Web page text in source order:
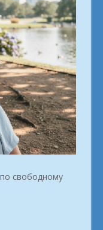
свободному